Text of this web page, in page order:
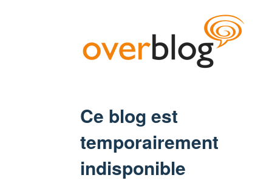
Ce blog est
temporairement
indisponible